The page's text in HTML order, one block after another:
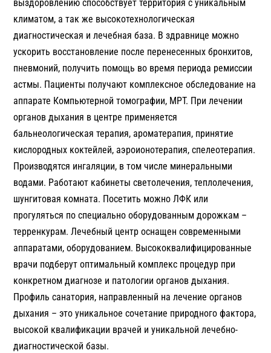
выздоровлению способствует территория с уникальным
климатом, а так же высокотехнологическая
диагностическая и лечебная база. В здравнице можно
ускорить восстановление после перенесенных бронхитов,
пневмоний, получить помощь во время периода ремиссии
астмы. Пациенты получают комплексное обследование на
аппарате Компьютерной томографии, МРТ. При лечении
органов дыхания в центре применяется
бальнеологическая терапия, ароматерапия, принятие
кислородных коктейлей, аэроионотерапия, спелеотерапия.
Производятся ингаляции, в том числе минеральными
водами. Работают кабинеты светолечения, теплолечения,
шунгитовая комната. Посетить можно ЛФК или
прогуляться по специально оборудованным дорожкам –
терренкурам. Лечебный центр оснащен современными
аппаратами, оборудованием. Высококвалифицированные
врачи подберут оптимальный комплекс процедур при
конкретном диагнозе и патологии органов дыхания.
Профиль санатория, направленный на лечение органов
дыхания – это уникальное сочетание природного фактора,
высокой квалификации врачей и уникальной лечебно-
диагностической базы.